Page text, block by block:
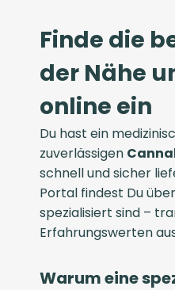
Finde die
der Nähe
online ein
Du hast ein
zuverlässigen
schnell und sicher
Portal findest Du
spezialisiert sind –
Erfahrungswerten
Warum eine